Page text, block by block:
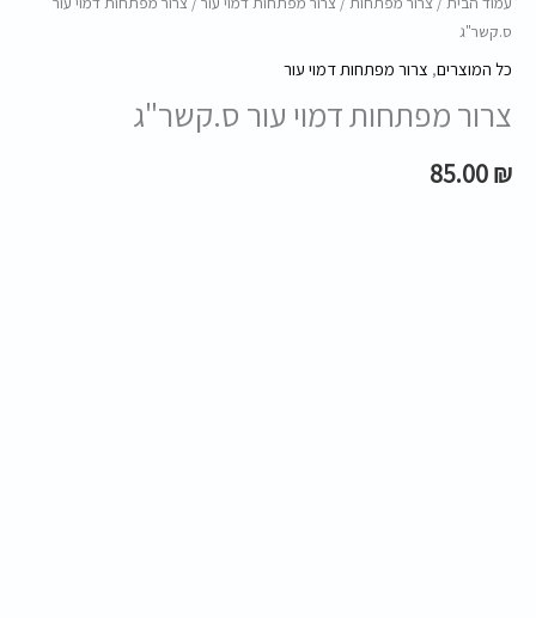
ס.קשר"ג
כל המוצרים, צרור מפתחות דמוי עור
צרור מפתחות דמוי עור ס.קשר"ג
85.00₪